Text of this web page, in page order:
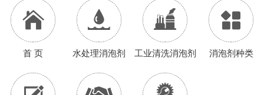
首 页 水处理消泡剂 工业清洗消泡剂 消泡剂种类